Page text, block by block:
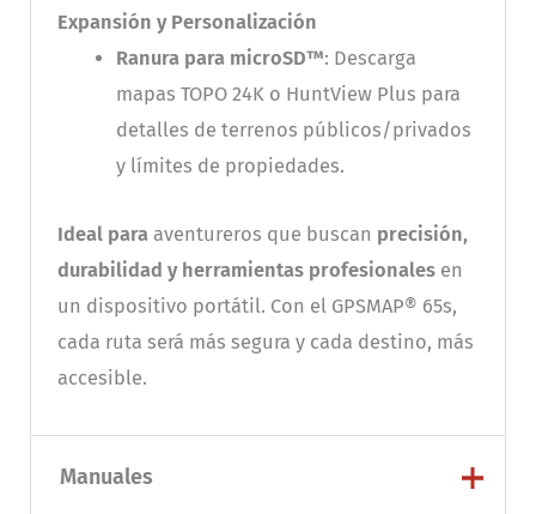
Expansión y Personalización
Ranura para microSD™: Descarga
mapas TOPO 24K o HuntView Plus para
detalles de terrenos públicos/privados
y límites de propiedades.
Ideal paraaventureros que buscan precisión,
durabilidad y herramientas profesionalesen
un dispositivo portátil. Con el GPSMAP® 65s,
cada ruta será más segura y cada destino, más
accesible.
Manuales